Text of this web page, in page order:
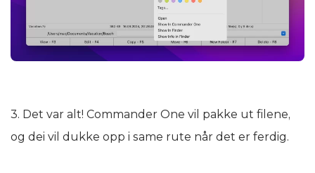
3. Det var alt! Commander One vil pakke ut filene,
og dei vil dukke opp i same rute når det er ferdig.